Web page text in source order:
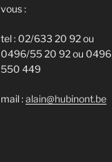
vous :
tel : 02/633 20 92 ou
0496/55 20 92 ou 0496
550 449
mail :alain@hubinont.be